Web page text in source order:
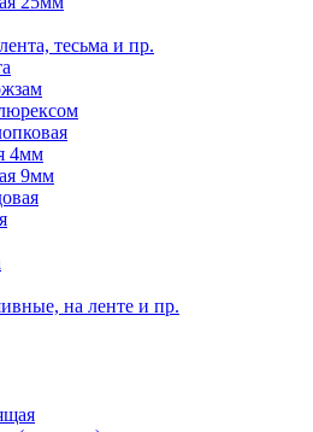
тесьма и пр.
4мм
9мм
на ленте и пр.